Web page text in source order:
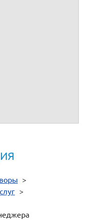
>
>